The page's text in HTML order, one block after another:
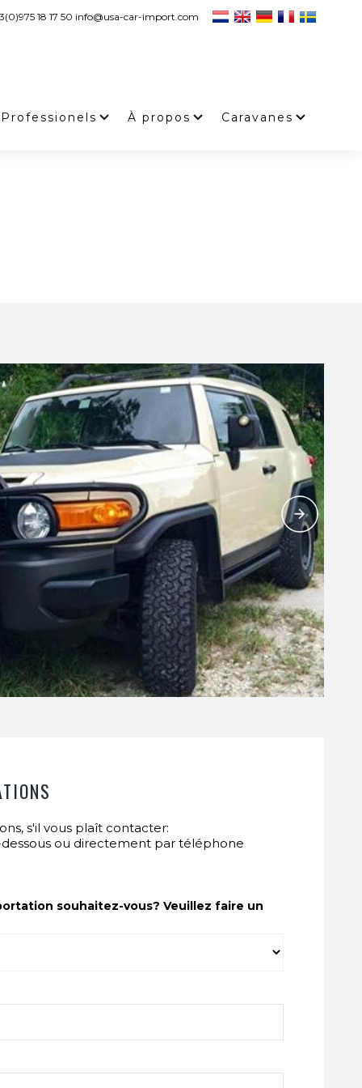
18 17 50 info@usa-car-import.com
Professionels À propos Caravanes
s'il vous plaît contacter:
ou directement par téléphone
souhaitez-vous? Veuillez faire un